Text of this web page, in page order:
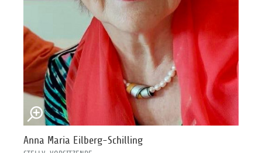
Anna Maria Eilberg-Schilling